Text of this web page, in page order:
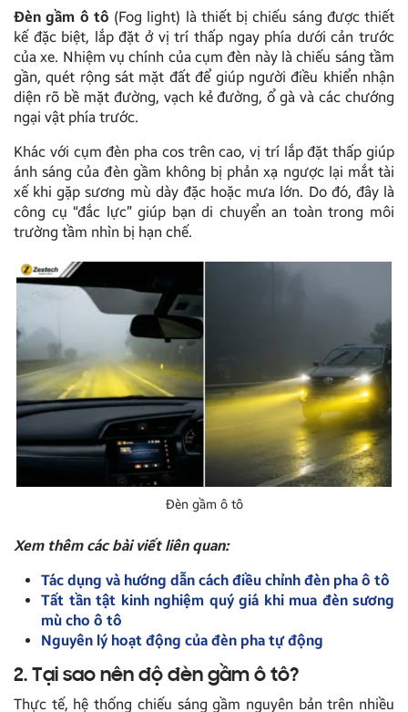
Đèn gầm ô tô (Fog light) là thiết bị chiếu sáng được thiết
kế đặc biệt, lắp đặt ở vị trí thấp ngay phía dưới cản trước
của xe. Nhiệm vụ chính của cụm đèn này là chiếu sáng tầm
gần, quét rộng sát mặt đất để giúp người điều khiển nhận
diện rõ bề mặt đường, vạch kẻ đường, ổ gà và các chướng
ngại vật phía trước.
Khác với cụm đèn pha cos trên cao, vị trí lắp đặt thấp giúp
ánh sáng của đèn gầm không bị phản xạ ngược lại mắt tài
xế khi gặp sương mù dày đặc hoặc mưa lớn. Do đó, đây là
công cụ “đắc lực” giúp bạn di chuyển an toàn trong môi
trường tầm nhìn bị hạn chế.
Đèn gầm ô tô
Xem thêm các bài viết liên quan:
Tác dụng và hướng dẫn cách điều chỉnh đèn pha ô tô
Tất tần tật kinh nghiệm quý giá khi mua đèn sương
mù cho ô tô
Nguyên lý hoạt động của đèn pha tự động
2. Tại sao nên độ đèn gầm ô tô?
Thực tế, hệ thống chiếu sáng gầm nguyên bản trên nhiều